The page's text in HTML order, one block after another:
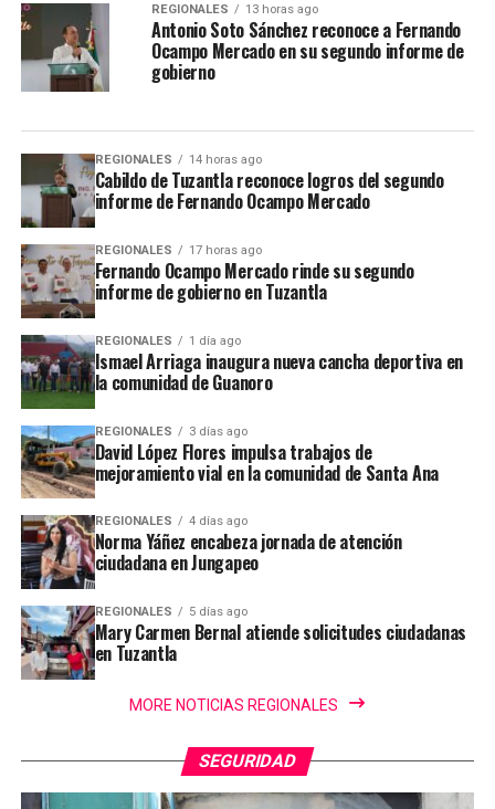
REGIONALES 13 horas ago
Antonio Soto Sánchez reconoce a Fernando
Ocampo Mercado en su segundo informe de
gobierno
REGIONALES 14 horas ago
Cabildo de Tuzantla reconoce logros del segundo
informe de Fernando Ocampo Mercado
REGIONALES 17 horas ago
Fernando Ocampo Mercado rinde su segundo
informe de gobierno en Tuzantla
REGIONALES 1 día ago
Ismael Arriaga inaugura nueva cancha deportiva en
la comunidad de Guanoro
REGIONALES 3 días ago
David López Flores impulsa trabajos de
mejoramiento vial en la comunidad de Santa Ana
REGIONALES 4 días ago
Norma Yáñez encabeza jornada de atención
ciudadana en Jungapeo
REGIONALES 5 días ago
Mary Carmen Bernal atiende solicitudes ciudadanas
en Tuzantla
MORE NOTICIAS REGIONALES
SEGURIDAD